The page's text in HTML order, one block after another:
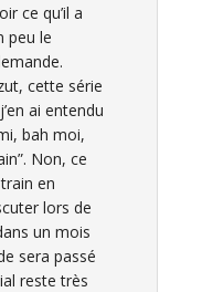
ce qu’il a
peu le
cette série
ai entendu
bah moi,
Non, ce
en
lors de
un mois
sera passé
reste très